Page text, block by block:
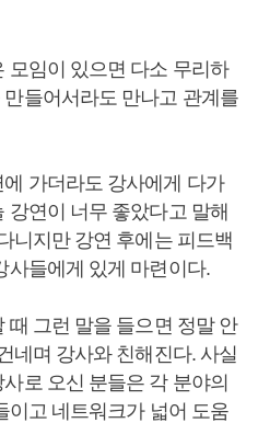
모임이 있으면 다소 무리하
들어서라도 만나고 관계를
가더라도 강사에게 다가
연이 너무 좋았다고 말해
니지만 강연 후에는 피드백
사들에게 있게 마련이다.
때 그런 말을 들으면 정말 안
네며 강사와 친해진다. 사실
로 오신 분들은 각 분야의
이고 네트워크가 넓어 도움